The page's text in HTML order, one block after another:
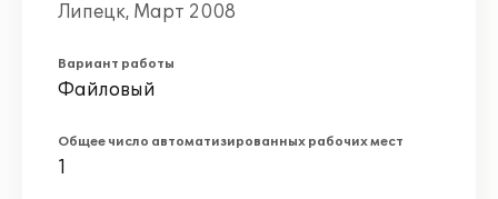
Липецк, Март 2008
Вариант работы
Файловый
Общее число автоматизированных рабочих мест
1